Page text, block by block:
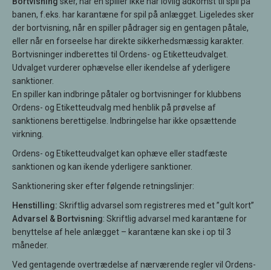
banen, f.eks. har karantæne for spil på anlægget. Ligeledes sker
der bortvisning, når en spiller pådrager sig en gentagen påtale,
eller når en forseelse har direkte sikkerhedsmæssig karakter.
Bortvisninger indberettes til Ordens- og Etiketteudvalget.
Udvalget vurderer ophævelse eller ikendelse af yderligere
sanktioner.
En spiller kan indbringe påtaler og bortvisninger for klubbens
Ordens- og Etiketteudvalg med henblik på prøvelse af
sanktionens berettigelse. Indbringelse har ikke opsættende
virkning.
Ordens- og Etiketteudvalget kan ophæve eller stadfæste
sanktionen og kan ikende yderligere sanktioner.
Sanktionering sker efter følgende retningslinjer:
Henstilling: Skriftlig advarsel som registreres med et ”gult kort”
Advarsel & Bortvisning: Skriftlig advarsel med karantæne for
benyttelse af hele anlægget – karantæne kan ske i op til 3
måneder.
Ved gentagende overtrædelse af nærværende regler vil Ordens-